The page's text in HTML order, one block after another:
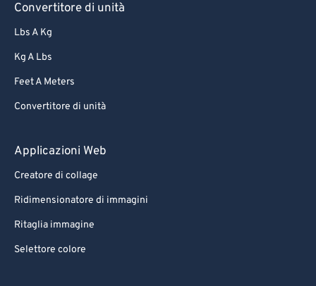
Convertitore di unità
Lbs A Kg
Kg A Lbs
Feet A Meters
Convertitore di unità
Applicazioni Web
Creatore di collage
Ridimensionatore di immagini
Ritaglia immagine
Selettore colore